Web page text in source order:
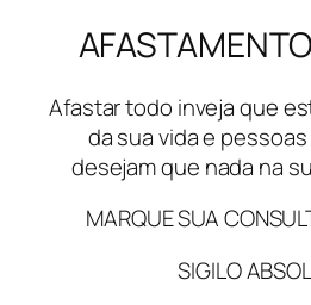
Afastar todo inveja que
da sua vida e
desejam que nada na
MARQUE SUA
SIGILO